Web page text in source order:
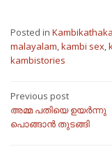
Posted in
malayalam,kambi sex,
kambistories
Post
navigation
Previous post
അമ്മ പതിയെ ഉയർന്നു
പൊങ്ങാൻ തുടങ്ങി